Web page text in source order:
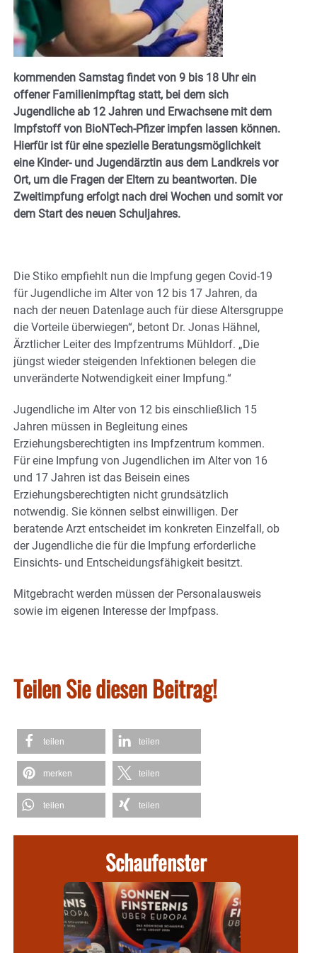
kommenden Samstag findet von 9 bis 18 Uhr ein
offener Familienimpftag statt, bei dem sich
Jugendliche ab 12 Jahren und Erwachsene mit dem
Impfstoff von BioNTech-Pfizer impfen lassen können.
Hierfür ist für eine spezielle Beratungsmöglichkeit
eine Kinder- und Jugendärztin aus dem Landkreis vor
Ort, um die Fragen der Eltern zu beantworten. Die
Zweitimpfung erfolgt nach drei Wochen und somit vor
dem Start des neuen Schuljahres.
Die Stiko empfiehlt nun die Impfung gegen Covid-19
für Jugendliche im Alter von 12 bis 17 Jahren, da
nach der neuen Datenlage auch für diese Altersgruppe
die Vorteile überwiegen“, betont Dr. Jonas Hähnel,
Ärztlicher Leiter des Impfzentrums Mühldorf. „Die
jüngst wieder steigenden Infektionen belegen die
unveränderte Notwendigkeit einer Impfung.“
Jugendliche im Alter von 12 bis einschließlich 15
Jahren müssen in Begleitung eines
Erziehungsberechtigten ins Impfzentrum kommen.
Für eine Impfung von Jugendlichen im Alter von 16
und 17 Jahren ist das Beisein eines
Erziehungsberechtigten nicht grundsätzlich
notwendig. Sie können selbst einwilligen. Der
beratende Arzt entscheidet im konkreten Einzelfall, ob
der Jugendliche die für die Impfung erforderliche
Einsichts- und Entscheidungsfähigkeit besitzt.
Mitgebracht werden müssen der Personalausweis
sowie im eigenen Interesse der Impfpass.
Teilen Sie diesen Beitrag!
teilen teilen
merken teilen
teilen teilen
Schaufenster